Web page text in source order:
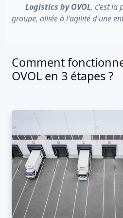
Logistics by OVOL, c'est la
groupe, alliée à l'agilité d'une
Comment
OVOL en 3 étapes ?